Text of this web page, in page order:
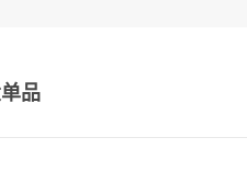
品